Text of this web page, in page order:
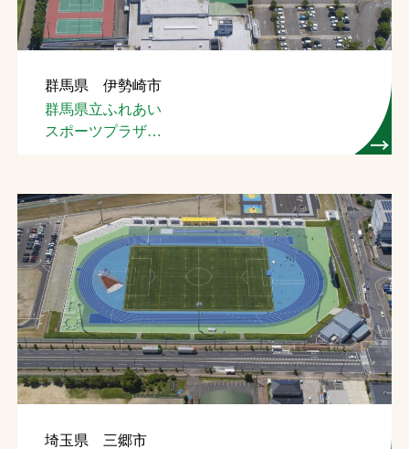
群馬県 伊勢崎市
群馬県立ふれあい
スポーツプラザ
埼玉県 三郷市